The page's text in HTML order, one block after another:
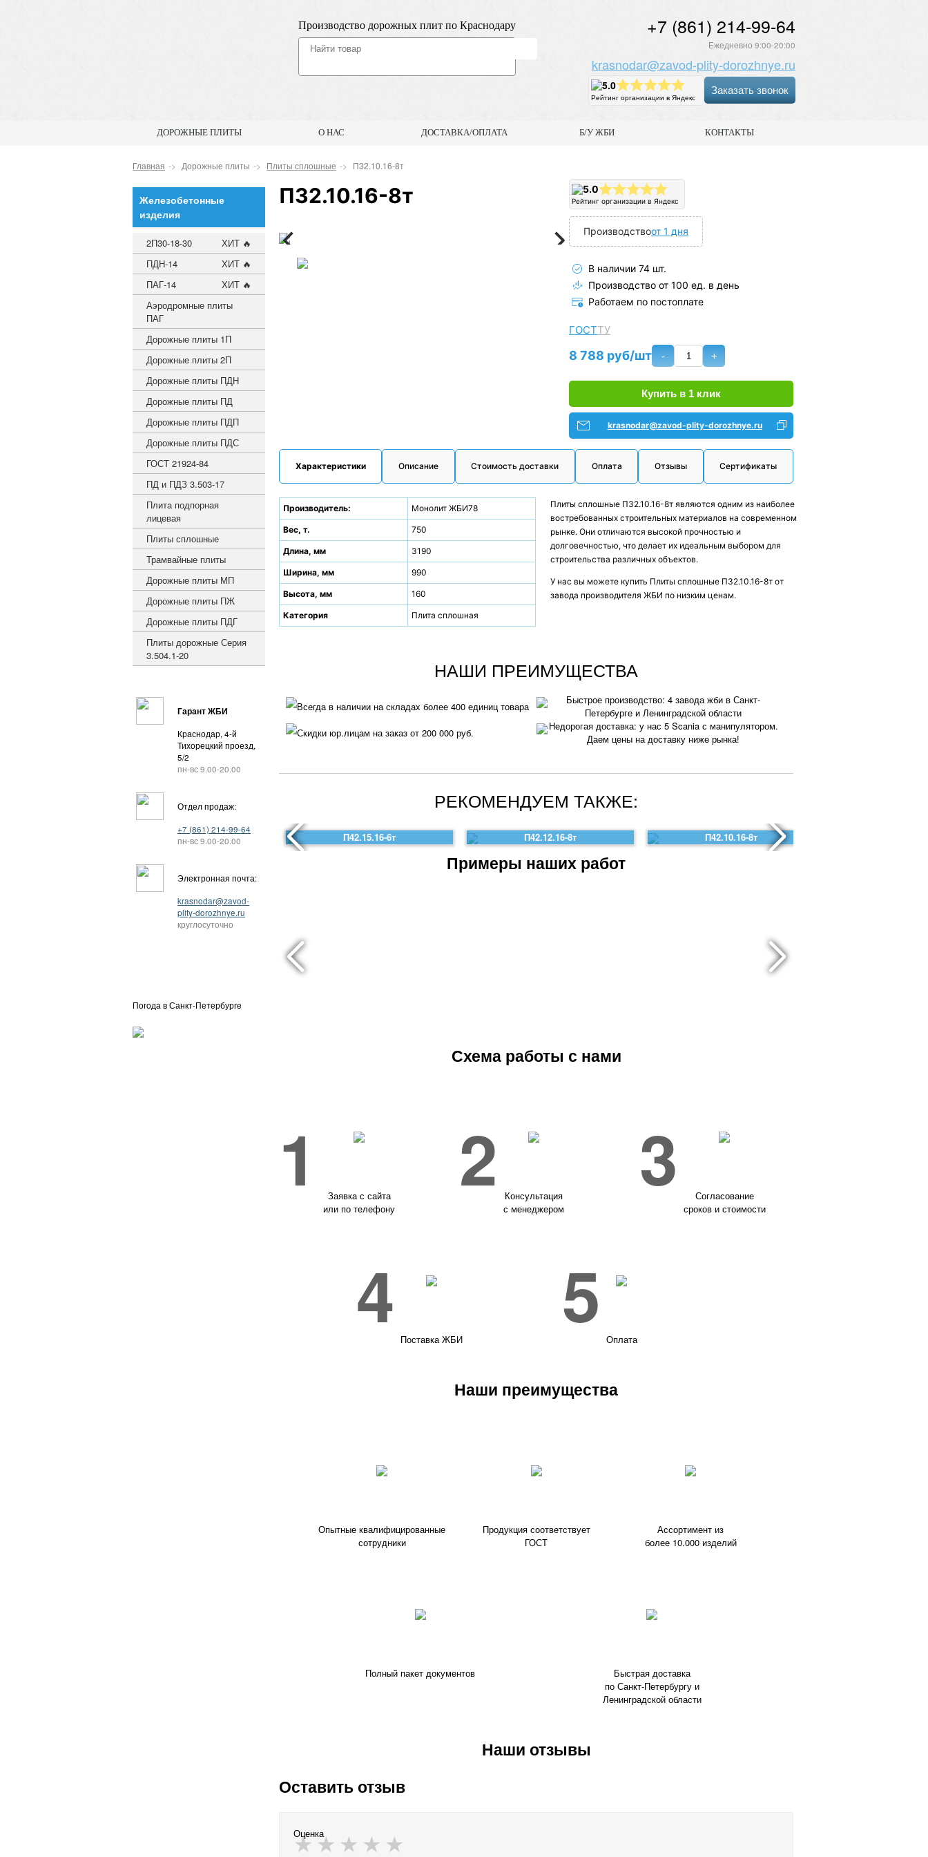
Производство дорожных плит по Краснодару +7 (861) 214-99-64
Ежедневно 9:00-20:00
krasnodar@zavod-plity-dorozhnye.ru
5.0
Рейтинг организации в Яндекс
Заказать звонок
ДОРОЖНЫЕ ПЛИТЫ О НАС ДОСТАВКА/ОПЛАТА Б/У ЖБИ КОНТАКТЫ
Главная Дорожные плиты Плиты сплошные П32.10.16-8т
Железобетонные
изделия
2П30-18-30
ХИТ 🔥
ПДН-14
ХИТ 🔥
ПАГ-14
ХИТ 🔥
Аэродромные плиты
ПАГ
Дорожные плиты 1П
Дорожные плиты 2П
Дорожные плиты ПДН
Дорожные плиты ПД
Дорожные плиты ПДП
Дорожные плиты ПДС
ГОСТ 21924-84
ПД и ПДЗ 3.503-17
Плита подпорная
лицевая
Плиты сплошные
Трамвайные плиты
Дорожные плиты МП
Дорожные плиты ПЖ
Дорожные плиты ПДГ
Плиты дорожные Серия
3.504.1-20
Гарант ЖБИ
Краснодар, 4-й
Тихорецкий проезд,
5/2
пн-вс 9.00-20.00
Отдел продаж:
+7 (861) 214-99-64
пн-вс 9.00-20.00
Электронная почта:
krasnodar@zavod-
plity-dorozhnye.ru
круглосуточно
Погода в Санкт-Петербурге
П32.10.16-8т 5.0
Рейтинг организации в Яндекс
Производствоот 1 дня
В наличии 74 шт.
Производство от 100 ед. в день
Работаем по постоплате
ГОСТТУ
8 788 руб/шт - +
Купить в 1 клик
krasnodar@zavod-plity-dorozhnye.ru
Характеристики Описание Стоимость доставки Оплата Отзывы Сертификаты
Производитель: Монолит ЖБИ78
Вес, т. 750
Длина, мм 3190
Ширина, мм 990
Высота, мм 160
Категория Плита сплошная
Плиты сплошные П32.10.16-8т являются одним из наиболее
востребованных строительных материалов на современном
рынке. Они отличаются высокой прочностью и
долговечностью, что делает их идеальным выбором для
строительства различных объектов.
У нас вы можете купить Плиты сплошные П32.10.16-8т от
завода производителя ЖБИ по низким ценам.
НАШИ ПРЕИМУЩЕСТВА
Всегда в наличии на складах более 400 единиц товара
Быстрое производство: 4 завода жби в Санкт-
Петербурге и Ленинградской области
Скидки юр.лицам на заказ от 200 000 руб.
Недорогая доставка: у нас 5 Scania с манипулятором.
Даем цены на доставку ниже рынка!
РЕКОМЕНДУЕМ ТАКЖЕ:
П42.15.16-6т П42.12.16-8т П42.10.16-8т
Примеры наших работ
Схема работы с нами
1
Заявка с сайта
или по телефону
2
Консультация
с менеджером
3
Согласование
сроков и стоимости
4 Поставка ЖБИ 5 Оплата
Наши преимущества
Опытные квалифицированные
сотрудники
Продукция соответствует
ГОСТ
Ассортимент из
более 10.000 изделий
Полный пакет документов
Быстрая доставка
по Санкт-Петербургу и
Ленинградской области
Наши отзывы
Оставить отзыв
Оценка